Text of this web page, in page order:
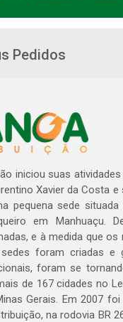
Pedidos
iniciou suas
Xavier da Costa e
pequena sede situada
em Manhuaçu.
e à medida que
foram criadas e
foram se
de 167 cidades no
Gerais. Em 2007
na rodovia BR